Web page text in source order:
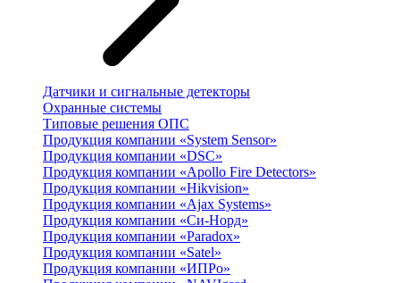
Датчики и сигнальные детекторы
Охранные системы
Типовые решения ОПС
Продукция компании «System Sensor»
Продукция компании «DSC»
Продукция компании «Apollo Fire Detectors»
Продукция компании «Hikvision»
Продукция компании «Ajax Systems»
Продукция компании «Си-Норд»
Продукция компании «Paradox»
Продукция компании «Satel»
Продукция компании «ИПРо»